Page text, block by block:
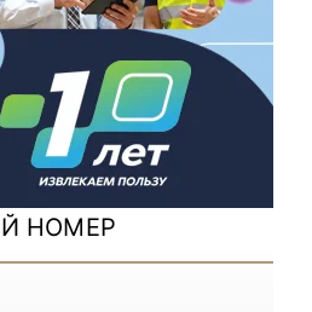
2024
НОМЕР